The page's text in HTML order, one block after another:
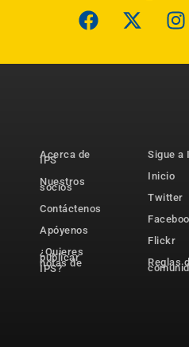
Acerca de
IPS
Nuestros
socios
Contáctenos
Apóyenos
¿Quieres
publicar
notas de
IPS?
Sigue a
Inicio
Twitter
Flickr
Reglas